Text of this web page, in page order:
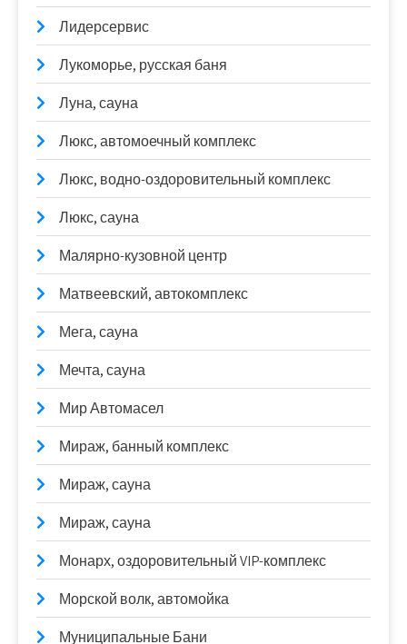
Лидерсервис
Лукоморье, русская баня
Луна, сауна
Люкс, автомоечный комплекс
Люкс, водно-оздоровительный комплекс
Люкс, сауна
Малярно-кузовной центр
Матвеевский, автокомплекс
Мега, сауна
Мечта, сауна
Мир Автомасел
Мираж, банный комплекс
Мираж, сауна
Мираж, сауна
Монарх, оздоровительный VIP-комплекс
Морской волк, автомойка
Муниципальные Бани